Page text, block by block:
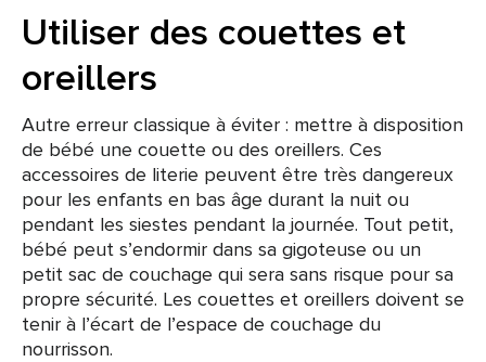
Utiliser des couettes et
oreillers
Autre erreur classique à éviter : mettre à disposition
de bébé une couette ou des oreillers. Ces
accessoires de literie peuvent être très dangereux
pour les enfants en bas âge durant la nuit ou
pendant les siestes pendant la journée. Tout petit,
bébé peut s’endormir dans sa gigoteuse ou un
petit sac de couchage qui sera sans risque pour sa
propre sécurité. Les couettes et oreillers doivent se
tenir à l’écart de l’espace de couchage du
nourrisson.